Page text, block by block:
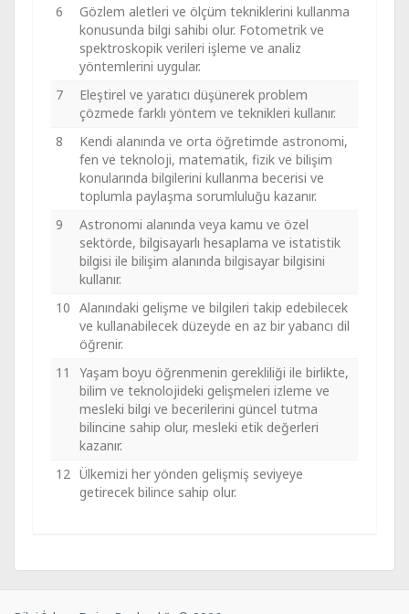
6
Gözlem aletleri ve ölçüm tekniklerini kullanma
konusunda bilgi sahibi olur. Fotometrik ve
spektroskopik verileri işleme ve analiz
yöntemlerini uygular.
7
Eleştirel ve yaratıcı düşünerek problem
çözmede farklı yöntem ve teknikleri kullanır.
8
Kendi alanında ve orta öğretimde astronomi,
fen ve teknoloji, matematik, fizik ve bilişim
konularında bilgilerini kullanma becerisi ve
toplumla paylaşma sorumluluğu kazanır.
9
Astronomi alanında veya kamu ve özel
sektörde, bilgisayarlı hesaplama ve istatistik
bilgisi ile bilişim alanında bilgisayar bilgisini
kullanır.
10 Alanındaki gelişme ve bilgileri takip edebilecek
ve kullanabilecek düzeyde en az bir yabancı dil
öğrenir.
11
Yaşam boyu öğrenmenin gerekliliği ile birlikte,
bilim ve teknolojideki gelişmeleri izleme ve
mesleki bilgi ve becerilerini güncel tutma
bilincine sahip olur, mesleki etik değerleri
kazanır.
12 Ülkemizi her yönden gelişmiş seviyeye
getirecek bilince sahip olur.